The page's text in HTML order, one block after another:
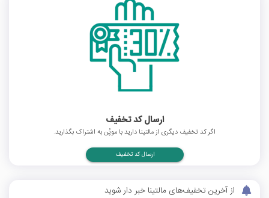
ارسال کد تخفیف
اگر کد تخفیف دیگری از مالتینا دارید با موپُن به اشتراک بگذارید.
ارسال کد تخفیف
از آخرین تخفیف‌های مالتینا خبر دار شوید